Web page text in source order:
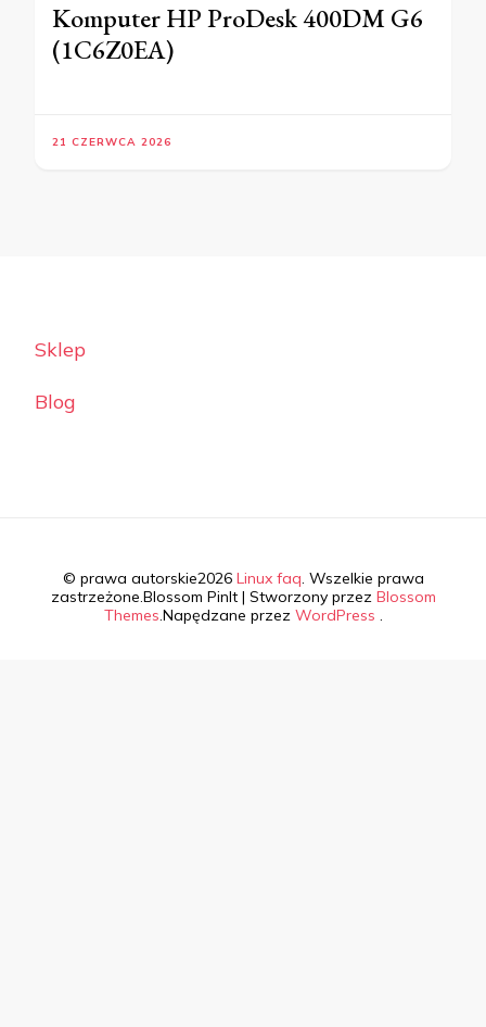
Komputer HP ProDesk 400DM G6
(1C6Z0EA)
21 CZERWCA 2026
Sklep
Blog
© prawa autorskie2026 Linux faq. Wszelkie prawa
zastrzeżone.Blossom PinIt | Stworzony przez Blossom
Themes.Napędzane przez WordPress .